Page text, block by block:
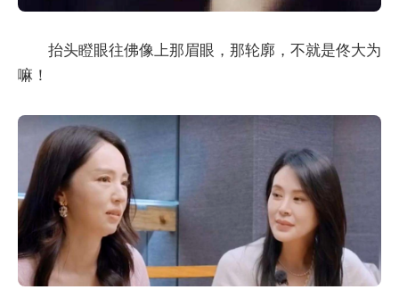
抬头瞪眼往佛像上那眉眼，那轮廓，不就是佟大为
嘛！